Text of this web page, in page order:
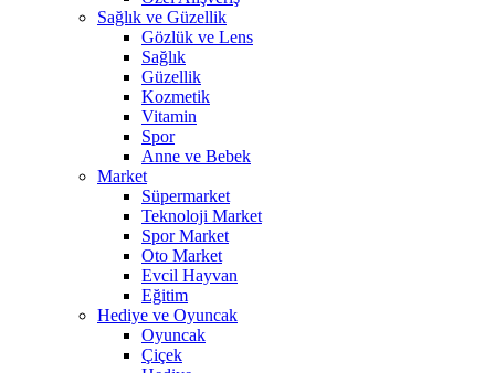
Sağlık ve Güzellik
Gözlük ve Lens
Sağlık
Güzellik
Kozmetik
Vitamin
Spor
Anne ve Bebek
Market
Süpermarket
Teknoloji Market
Spor Market
Oto Market
Evcil Hayvan
Eğitim
Hediye ve Oyuncak
Oyuncak
Çiçek